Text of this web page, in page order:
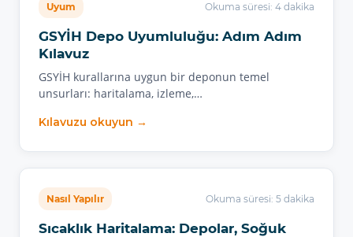
Uyum Okuma süresi: 4 dakika
GSYİH Depo Uyumluluğu: Adım Adım
Kılavuz
GSYİH kurallarına uygun bir deponun temel
unsurları: haritalama, izleme,…
Kılavuzu okuyun →
Nasıl Yapılır Okuma süresi: 5 dakika
Sıcaklık Haritalama: Depolar, Soğuk